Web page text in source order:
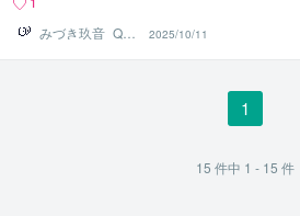
みづき玖音_Qua
2
2025/10/11
1
15 件中 1 - 15 件